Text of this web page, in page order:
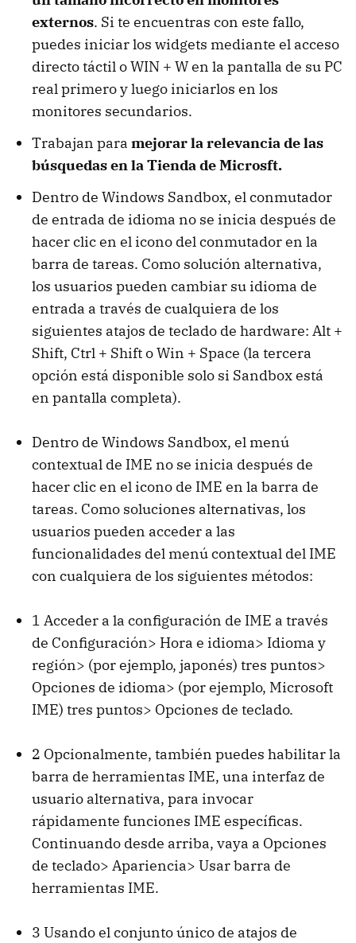
externos. Si te encuentras con este fallo,
puedes iniciar los widgets mediante el acceso
directo táctil o WIN + W en la pantalla de su PC
real primero y luego iniciarlos en los
monitores secundarios.
Trabajan para mejorar la relevancia de las
búsquedas en la Tienda de Microsft.
Dentro de Windows Sandbox, el conmutador
de entrada de idioma no se inicia después de
hacer clic en el icono del conmutador en la
barra de tareas. Como solución alternativa,
los usuarios pueden cambiar su idioma de
entrada a través de cualquiera de los
siguientes atajos de teclado de hardware: Alt +
Shift, Ctrl + Shift o Win + Space (la tercera
opción está disponible solo si Sandbox está
en pantalla completa).
Dentro de Windows Sandbox, el menú
contextual de IME no se inicia después de
hacer clic en el icono de IME en la barra de
tareas. Como soluciones alternativas, los
usuarios pueden acceder a las
funcionalidades del menú contextual del IME
con cualquiera de los siguientes métodos:
1 Acceder a la configuración de IME a través
de Configuración> Hora e idioma> Idioma y
región> (por ejemplo, japonés) tres puntos>
Opciones de idioma> (por ejemplo, Microsoft
IME) tres puntos> Opciones de teclado.
2 Opcionalmente, también puedes habilitar la
barra de herramientas IME, una interfaz de
usuario alternativa, para invocar
rápidamente funciones IME específicas.
Continuando desde arriba, vaya a Opciones
de teclado> Apariencia> Usar barra de
herramientas IME.
3 Usando el conjunto único de atajos de